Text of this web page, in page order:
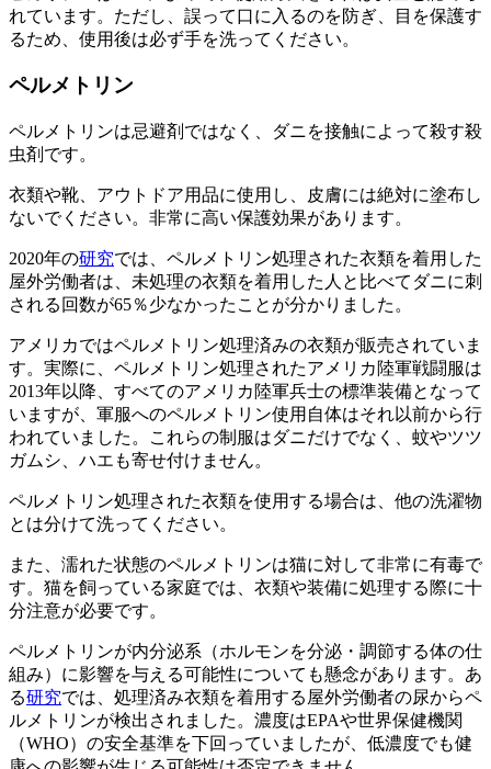
れています。ただし、誤って口に入るのを防ぎ、目を保護す
るため、使用後は必ず手を洗ってください。
ペルメトリン
ペルメトリンは忌避剤ではなく、ダニを接触によって殺す殺
虫剤です。
衣類や靴、アウトドア用品に使用し、皮膚には絶対に塗布し
ないでください。非常に高い保護効果があります。
2020年の研究では、ペルメトリン処理された衣類を着用した
屋外労働者は、未処理の衣類を着用した人と比べてダニに刺
される回数が65％少なかったことが分かりました。
アメリカではペルメトリン処理済みの衣類が販売されていま
す。実際に、ペルメトリン処理されたアメリカ陸軍戦闘服は
2013年以降、すべてのアメリカ陸軍兵士の標準装備となって
いますが、軍服へのペルメトリン使用自体はそれ以前から行
われていました。これらの制服はダニだけでなく、蚊やツツ
ガムシ、ハエも寄せ付けません。
ペルメトリン処理された衣類を使用する場合は、他の洗濯物
とは分けて洗ってください。
また、濡れた状態のペルメトリンは猫に対して非常に有毒で
す。猫を飼っている家庭では、衣類や装備に処理する際に十
分注意が必要です。
ペルメトリンが内分泌系（ホルモンを分泌・調節する体の仕
組み）に影響を与える可能性についても懸念があります。あ
る研究では、処理済み衣類を着用する屋外労働者の尿からペ
ルメトリンが検出されました。濃度はEPAや世界保健機関
（WHO）の安全基準を下回っていましたが、低濃度でも健